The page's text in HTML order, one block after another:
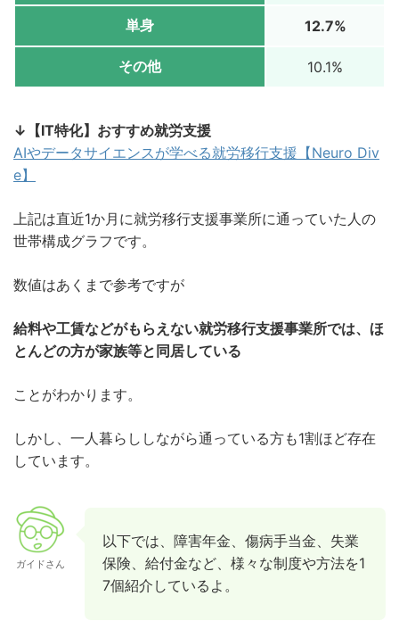
単身 12.7%
その他 10.1%
↓【IT特化】おすすめ就労支援
AIやデータサイエンスが学べる就労移行支援【Neuro Div
e】
上記は直近1か月に就労移行支援事業所に通っていた人の
世帯構成グラフです。
数値はあくまで参考ですが
給料や工賃などがもらえない就労移行支援事業所では、ほ
とんどの方が家族等と同居している
ことがわかります。
しかし、一人暮らししながら通っている方も1割ほど存在
しています。
ガイドさん
以下では、障害年金、傷病手当金、失業
保険、給付金など、様々な制度や方法を1
7個紹介しているよ。